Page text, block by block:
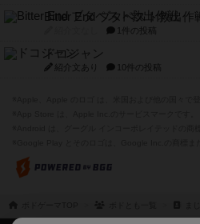
Bitter End ブタペスト救出作
1件の投稿
ドコジャン
紹介文あり 10件の投稿
ま